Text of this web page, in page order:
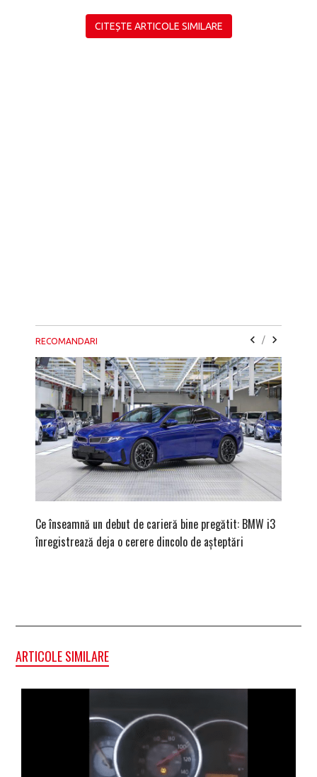
CITEȘTE ARTICOLE SIMILARE
RECOMANDARI /
Ce înseamnă un debut de carieră bine pregătit: BMW i3
înregistrează deja o cerere dincolo de așteptări
ARTICOLE SIMILARE